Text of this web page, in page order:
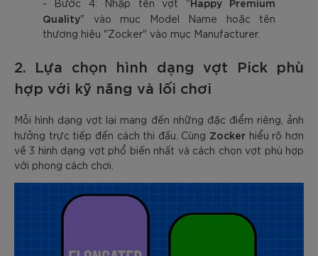
- Bước 4: Nhập tên vợt "Happy Premium
Quality" vào mục Model Name hoặc tên
thương hiệu "Zocker" vào mục Manufacturer.
2. Lựa chọn hình dạng vợt Pick phù
hợp với kỹ năng và lối chơi
Mỗi hình dạng vợt lại mang đến những đặc điểm riêng, ảnh
hưởng trực tiếp đến cách thi đấu. Cùng Zocker hiểu rõ hơn
về 3 hình dạng vợt phổ biến nhất và cách chọn vợt phù hợp
với phong cách chơi.